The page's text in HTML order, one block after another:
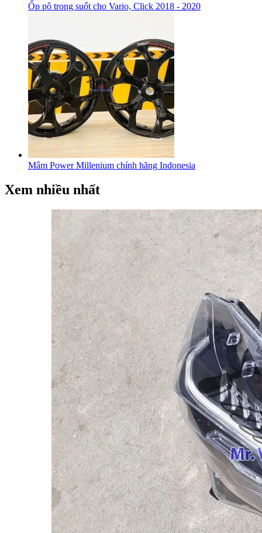
Ốp pô trong suốt cho Vario, Click 2018 - 2020
Mâm Power Millenium chính hãng Indonesia
Xem nhiều nhất